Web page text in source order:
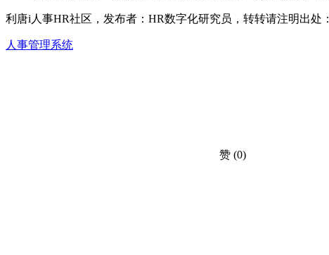
利唐i人事HR社区，发布者：HR数字化研究员，转转请注明出处：
人事管理系统
赞 (0)